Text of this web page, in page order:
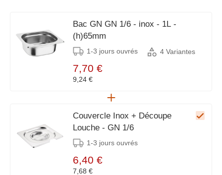
Bac GN GN 1/6 - inox - 1L -
(h)65mm
1-3 jours ouvrés 4 Variantes
7,70 €
9,24 €
Couvercle Inox + Découpe
Louche - GN 1/6
1-3 jours ouvrés
6,40 €
7,68 €